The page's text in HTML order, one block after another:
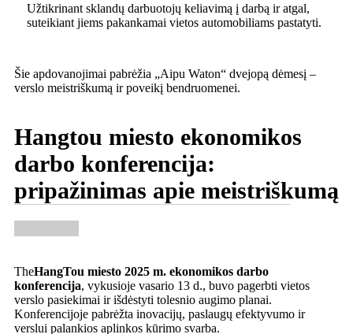
Užtikrinant sklandų darbuotojų keliavimą į darbą ir atgal,
suteikiant jiems pakankamai vietos automobiliams pastatyti.
Šie apdovanojimai pabrėžia „Aipu Waton“ dvejopą dėmesį –
verslo meistriškumą ir poveikį bendruomenei.
Hangtou miesto ekonomikos
darbo konferencija:
pripažinimas apie meistriškumą
TheHangTou miesto 2025 m. ekonomikos darbo
konferencija, vykusioje vasario 13 d., buvo pagerbti vietos
verslo pasiekimai ir išdėstyti tolesnio augimo planai.
Konferencijoje pabrėžta inovacijų, paslaugų efektyvumo ir
verslui palankios aplinkos kūrimo svarba.